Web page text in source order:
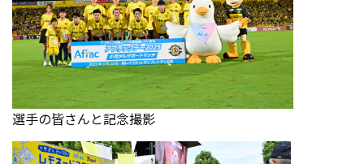
選手の皆さんと記念撮影